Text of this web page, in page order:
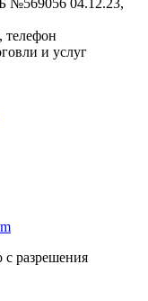
телефон
и услуг
с разрешения